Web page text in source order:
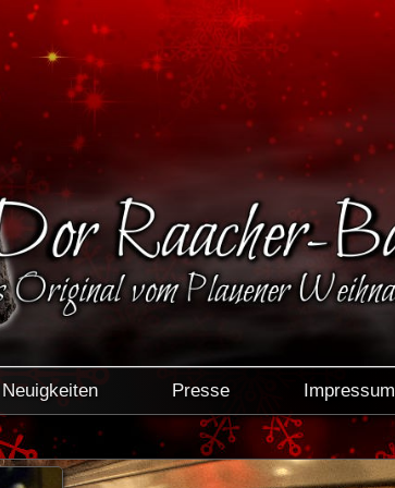
Neuigkeiten Presse Impressum